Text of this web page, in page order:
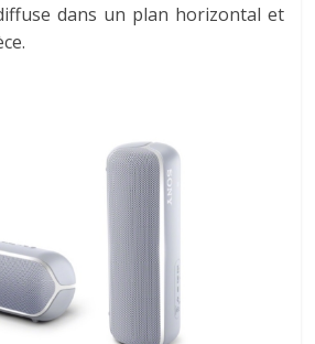
dans un plan horizontal et